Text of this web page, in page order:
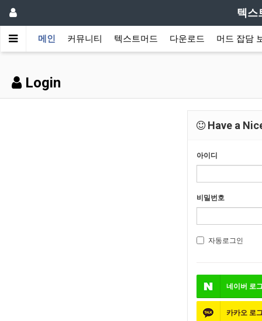
텍스
메인 커뮤니티 텍스트머드 다운로드 머드 잡담
Login
Have a
아이디
비밀번호
자동로그인
네이버 로
카카오 로